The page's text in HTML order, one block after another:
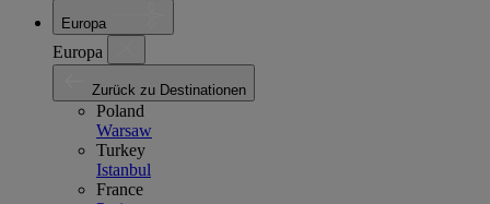
Europa
Europa
Zurück zu Destinationen
Poland
Warsaw
Turkey
Istanbul
France